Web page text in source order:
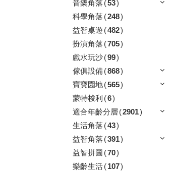
音樂角落 (53)
科學角落 (248)
益智桌遊 (482)
扮演角落 (705)
戲水玩沙(99)
傢俱設備(868)
寶寶園地(565)
蒙特梭利 (6)
適合年齡分層 (2901)
生活角落 (43)
益智角落 (391)
益智拼圖 (70)
樂齡生活(107)